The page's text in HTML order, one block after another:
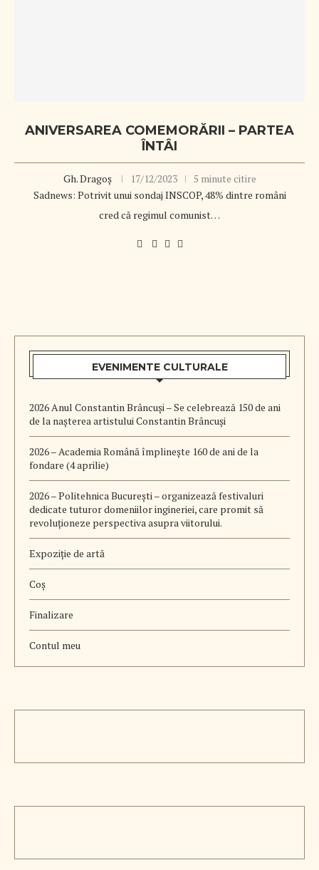
ANIVERSAREA COMEMORĂRII – PARTEA
ÎNTÂI
Gh. Dragoș 17/12/2023
5 minute citire
Sadnews: Potrivit unui sondaj INSCOP, 48% dintre români
cred că regimul comunist…
EVENIMENTE CULTURALE
2026 Anul Constantin Brâncuși – Se celebrează 150 de ani
de la nașterea artistului Constantin Brâncuși
2026 – Academia Română împlinește 160 de ani de la
fondare (4 aprilie)
2026 – Politehnica București – organizează festivaluri
dedicate tuturor domeniilor ingineriei, care promit să
revoluționeze perspectiva asupra viitorului.
Expoziție de artă
Coș
Finalizare
Contul meu